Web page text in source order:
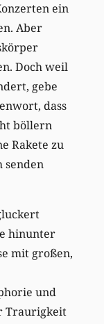
ein
Aber
Doch weil
gebe
dass
böllern
Rakete zu
senden
hinunter
mit großen,
und
Traurigkeit